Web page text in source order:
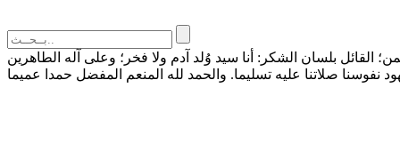
بلسان الشكر: أنا سيد وُلد آدم ولا فخر؛ وعلى آله الطاهرين